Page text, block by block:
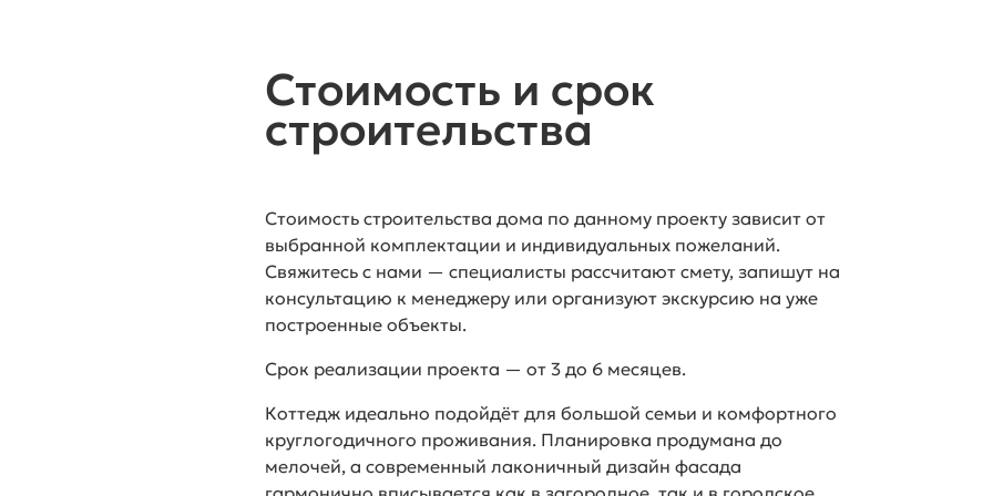
Стоимость и срок
строительства
Стоимость строительства дома по данному проекту зависит от
выбранной комплектации и индивидуальных пожеланий.
Свяжитесь с нами — специалисты рассчитают смету, запишут на
консультацию к менеджеру или организуют экскурсию на уже
построенные объекты.
Срок реализации проекта — от 3 до 6 месяцев.
Коттедж идеально подойдёт для большой семьи и комфортного
круглогодичного проживания. Планировка продумана до
мелочей, а современный лаконичный дизайн фасада